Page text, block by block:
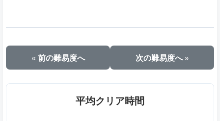
« 前の難易度へ 次の難易度へ »
平均クリア時間